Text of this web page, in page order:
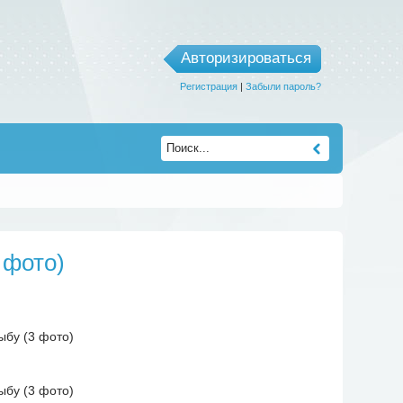
Авторизироваться
Регистрация| Забыли пароль?